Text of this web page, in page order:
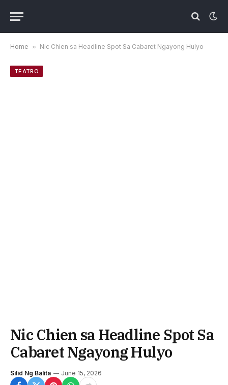
Home » Nic Chien sa Headline Spot Sa Cabaret Ngayong Hulyo
TEATRO
Nic Chien sa Headline Spot Sa
Cabaret Ngayong Hulyo
Silid Ng Balita June 15, 2026